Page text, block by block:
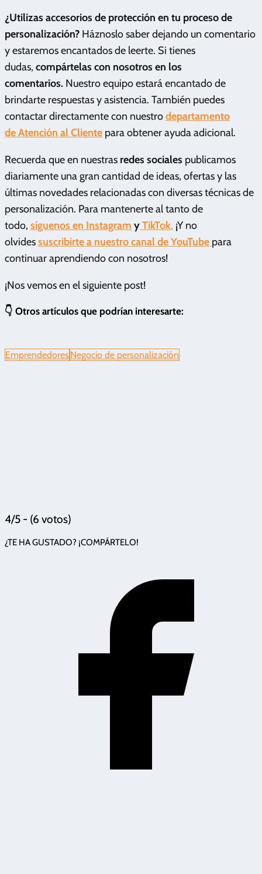
¿Utilizas accesorios de protección en tu proceso de
personalización? Háznoslo saber dejando un comentario
y estaremos encantados de leerte. Si tienes
dudas, compártelas con nosotros en los
comentarios. Nuestro equipo estará encantado de
brindarte respuestas y asistencia. También puedes
contactar directamente con nuestrodepartamento
de Atención al Cliente para obtener ayuda adicional.
Recuerda que en nuestras redes sociales publicamos
diariamente una gran cantidad de ideas, ofertas y las
últimas novedades relacionadas con diversas técnicas de
personalización. Para mantenerte al tanto de
todo, síguenos en Instagram yTikTok. ¡Y no
olvidessuscribirte a nuestro canal de YouTube para
continuar aprendiendo con nosotros!
¡Nos vemos en el siguiente post!
👇 Otros artículos que podrían interesarte:
Emprendedores Negocio de personalización
4/5 - (6 votos)
¿TE HA GUSTADO? ¡COMPÁRTELO!